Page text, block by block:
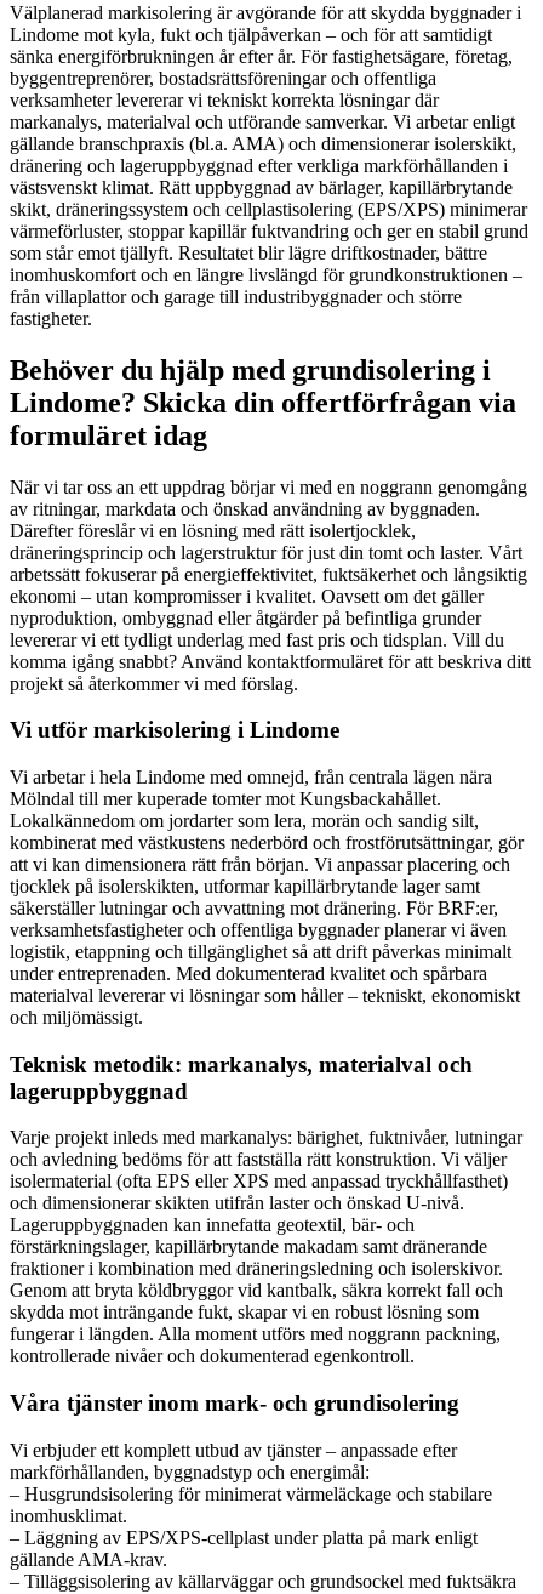
Välplanerad markisolering är avgörande för att skydda byggnader i
Lindome mot kyla, fukt och tjälpåverkan – och för att samtidigt
sänka energiförbrukningen år efter år. För fastighetsägare, företag,
byggentreprenörer, bostadsrättsföreningar och offentliga
verksamheter levererar vi tekniskt korrekta lösningar där
markanalys, materialval och utförande samverkar. Vi arbetar enligt
gällande branschpraxis (bl.a. AMA) och dimensionerar isolerskikt,
dränering och lageruppbyggnad efter verkliga markförhållanden i
västsvenskt klimat. Rätt uppbyggnad av bärlager, kapillärbrytande
skikt, dräneringssystem och cellplastisolering (EPS/XPS) minimerar
värmeförluster, stoppar kapillär fuktvandring och ger en stabil grund
som står emot tjällyft. Resultatet blir lägre driftkostnader, bättre
inomhuskomfort och en längre livslängd för grundkonstruktionen –
från villaplattor och garage till industribyggnader och större
fastigheter.
Behöver du hjälp med grundisolering i
Lindome? Skicka din offertförfrågan via
formuläret idag
När vi tar oss an ett uppdrag börjar vi med en noggrann genomgång
av ritningar, markdata och önskad användning av byggnaden.
Därefter föreslår vi en lösning med rätt isolertjocklek,
dräneringsprincip och lagerstruktur för just din tomt och laster. Vårt
arbetssätt fokuserar på energieffektivitet, fuktsäkerhet och långsiktig
ekonomi – utan kompromisser i kvalitet. Oavsett om det gäller
nyproduktion, ombyggnad eller åtgärder på befintliga grunder
levererar vi ett tydligt underlag med fast pris och tidsplan. Vill du
komma igång snabbt? Använd kontaktformuläret för att beskriva ditt
projekt så återkommer vi med förslag.
Vi utför markisolering i Lindome
Vi arbetar i hela Lindome med omnejd, från centrala lägen nära
Mölndal till mer kuperade tomter mot Kungsbackahållet.
Lokalkännedom om jordarter som lera, morän och sandig silt,
kombinerat med västkustens nederbörd och frostförutsättningar, gör
att vi kan dimensionera rätt från början. Vi anpassar placering och
tjocklek på isolerskikten, utformar kapillärbrytande lager samt
säkerställer lutningar och avvattning mot dränering. För BRF:er,
verksamhetsfastigheter och offentliga byggnader planerar vi även
logistik, etappning och tillgänglighet så att drift påverkas minimalt
under entreprenaden. Med dokumenterad kvalitet och spårbara
materialval levererar vi lösningar som håller – tekniskt, ekonomiskt
och miljömässigt.
Teknisk metodik: markanalys, materialval och
lageruppbyggnad
Varje projekt inleds med markanalys: bärighet, fuktnivåer, lutningar
och avledning bedöms för att fastställa rätt konstruktion. Vi väljer
isolermaterial (ofta EPS eller XPS med anpassad tryckhållfasthet)
och dimensionerar skikten utifrån laster och önskad U‑nivå.
Lageruppbyggnaden kan innefatta geotextil, bär- och
förstärkningslager, kapillärbrytande makadam samt dränerande
fraktioner i kombination med dräneringsledning och isolerskivor.
Genom att bryta köldbryggor vid kantbalk, säkra korrekt fall och
skydda mot inträngande fukt, skapar vi en robust lösning som
fungerar i längden. Alla moment utförs med noggrann packning,
kontrollerade nivåer och dokumenterad egenkontroll.
Våra tjänster inom mark- och grundisolering
Vi erbjuder ett komplett utbud av tjänster – anpassade efter
markförhållanden, byggnadstyp och energimål:
– Husgrundsisolering för minimerat värmeläckage och stabilare
inomhusklimat.
– Läggning av EPS/XPS-cellplast under platta på mark enligt
gällande AMA-krav.
– Tilläggsisolering av källarväggar och grundsockel med fuktsäkra